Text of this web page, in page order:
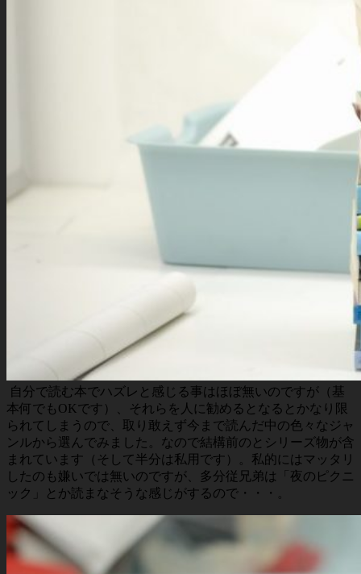
自分で読む本でハズレと感じる事はほぼ無いのですが（基
本何でもOKです）、それらを人に勧めるとなるとかなり限
られてしまうので、取り敢えず今まで読んだ中の色々なジャ
ンルから選んでみました。なので結構前のとシリーズ物が含
まれています（そして半分は私用です）。私的にはマッタリ
したのも嫌いでは無いのですが、多分従兄弟は「夜のピクニ
ック」とか読まなそうな感じがするので・・・。